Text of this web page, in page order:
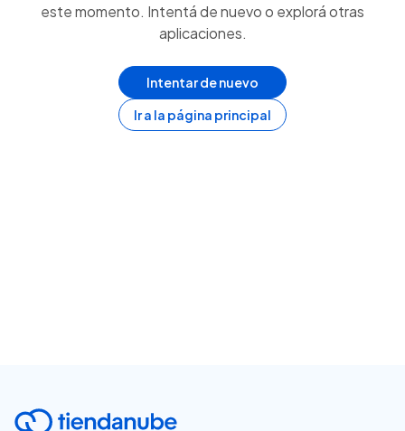
este momento. Intentá de nuevo o explorá otras
aplicaciones.
Intentar de nuevo
Ir a la página principal